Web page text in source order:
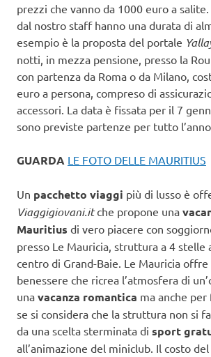
prezzi che vanno da 1000 euro a
dal nostro staff hanno una durata di
esempio è la proposta del portale
notti, in mezza pensione, presso la
con partenza da Roma o da Milano,
euro a persona, compreso di
accessori. La data è fissata per il 7
sono previste partenze per tutto
GUARDA LE FOTO DELLE MAURITIUS
Un pacchetto viaggi più di lusso è
Viaggigiovani.itche propone una
Mauritius di vero piacere con
presso Le Mauricia, struttura a 4 stelle
centro di Grand-Baie. Le Mauricia
benessere che ricrea l’atmosfera di
una vacanza romantica ma anche
se si considera che la struttura non si
da una scelta sterminata di sport
all’animazione del miniclub. Il costo